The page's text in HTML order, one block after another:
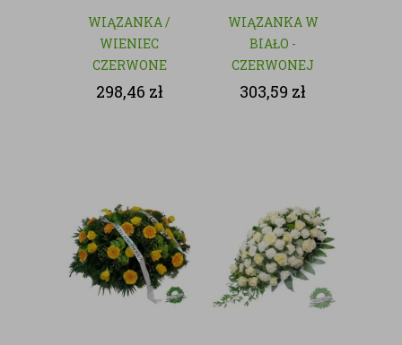
WIĄZANKA /
WIENIEC
CZERWONE
RÓŻE - KWIATY
298,46 zł
WIĄZANKA W
BIAŁO -
CZERWONEJ
KOLORYSTYCE
303,59 zł